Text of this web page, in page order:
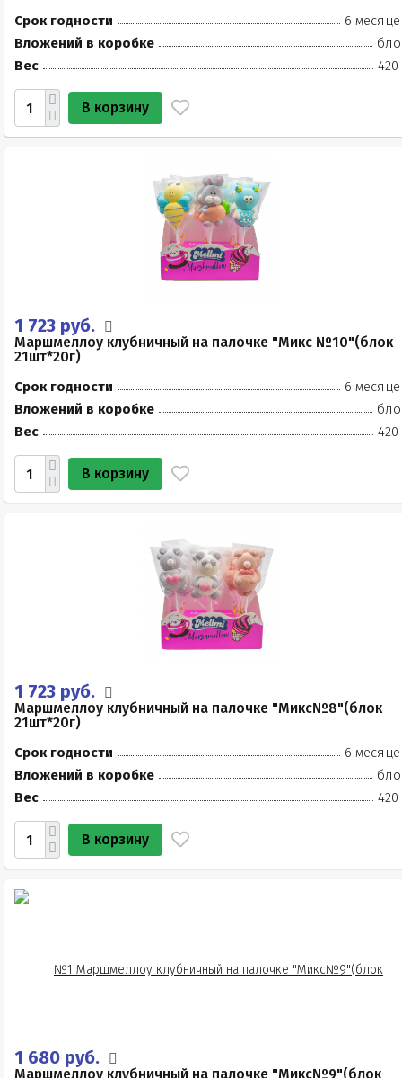
Срок годности
6
Вложений в коробке
Вес
420
В корзину
1 723 руб.
Маршмеллоу клубничный на палочке "Микс №10"(блок
21шт*20г)
Срок годности
6
Вложений в коробке
Вес
420
В корзину
1 723 руб.
Маршмеллоу клубничный на палочке "Микс№8"(блок
21шт*20г)
Срок годности
6
Вложений в коробке
Вес
420
В корзину
1 680 руб.
Маршмеллоу клубничный на палочке "Микс№9"(блок